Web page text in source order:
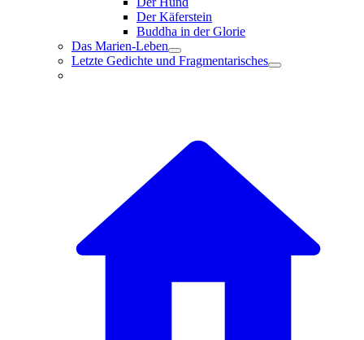
Der Käferstein
Buddha in der Glorie
Das Marien-Leben
Letzte Gedichte und Fragmentarisches